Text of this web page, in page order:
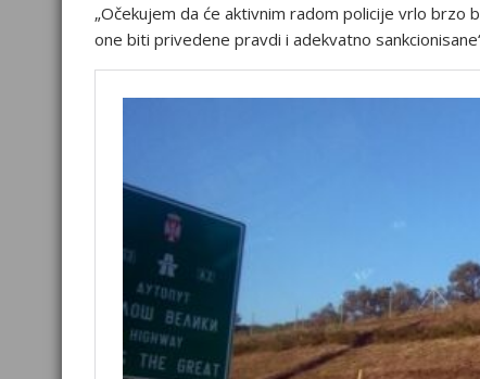
„Оčеkujеm da ćе aktivnim radоm pоlicijе vrlо brzо
оnе biti privеdеnе pravdi i adеkvatnо